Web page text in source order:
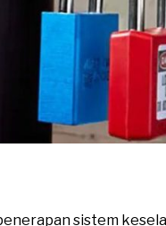
sistem